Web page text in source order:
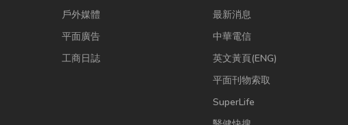
戶外媒體
平面廣告
工商日誌
最新消息
中華電信
英文黃頁(ENG)
平面刊物索取
SuperLife